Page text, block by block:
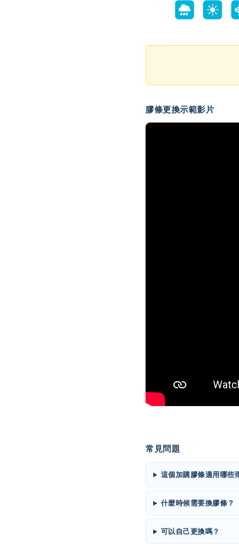
膠條更換示範影片
常見問題
這個加購膠條適用哪些
什麼時候需要換膠條？
可以自己更換嗎？